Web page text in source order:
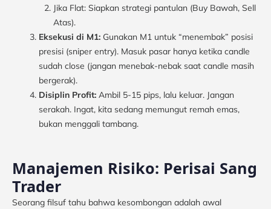
Jika Flat: Siapkan strategi pantulan (Buy Bawah, Sell
Atas).
Eksekusi di M1: Gunakan M1 untuk “menembak” posisi
presisi (sniper entry). Masuk pasar hanya ketika candle
sudah close (jangan menebak-nebak saat candle masih
bergerak).
Disiplin Profit: Ambil 5-15 pips, lalu keluar. Jangan
serakah. Ingat, kita sedang memungut remah emas,
bukan menggali tambang.
Manajemen Risiko: Perisai Sang
Trader
Seorang filsuf tahu bahwa kesombongan adalah awal